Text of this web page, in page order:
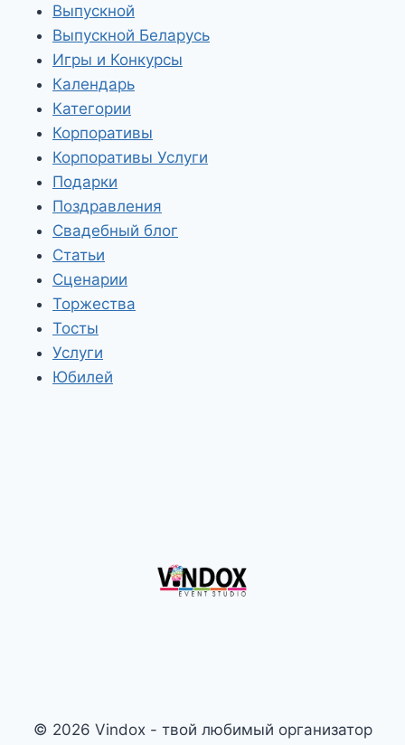
Выпускной
Выпускной Беларусь
Игры и Конкурсы
Календарь
Категории
Корпоративы
Корпоративы Услуги
Подарки
Поздравления
Свадебный блог
Статьи
Сценарии
Торжества
Тосты
Услуги
Юбилей
© 2026 Vindox - твой любимый организатор